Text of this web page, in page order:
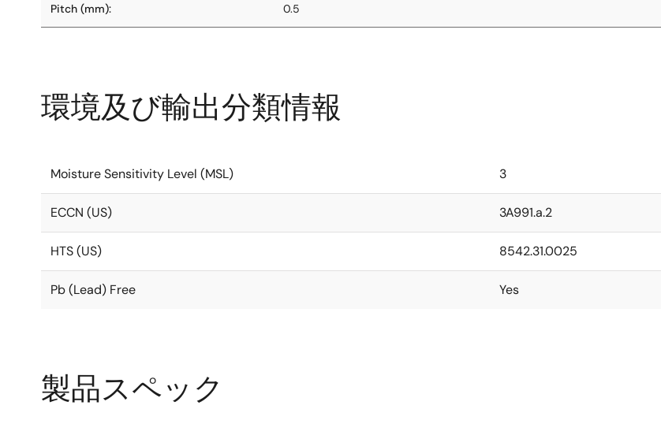
Pitch (mm): 0.5
環境及び輸出分類情報
Moisture Sensitivity Level (MSL) 3
ECCN (US) 3A991.a.2
HTS (US) 8542.31.0025
Pb (Lead) Free Yes
製品スペック